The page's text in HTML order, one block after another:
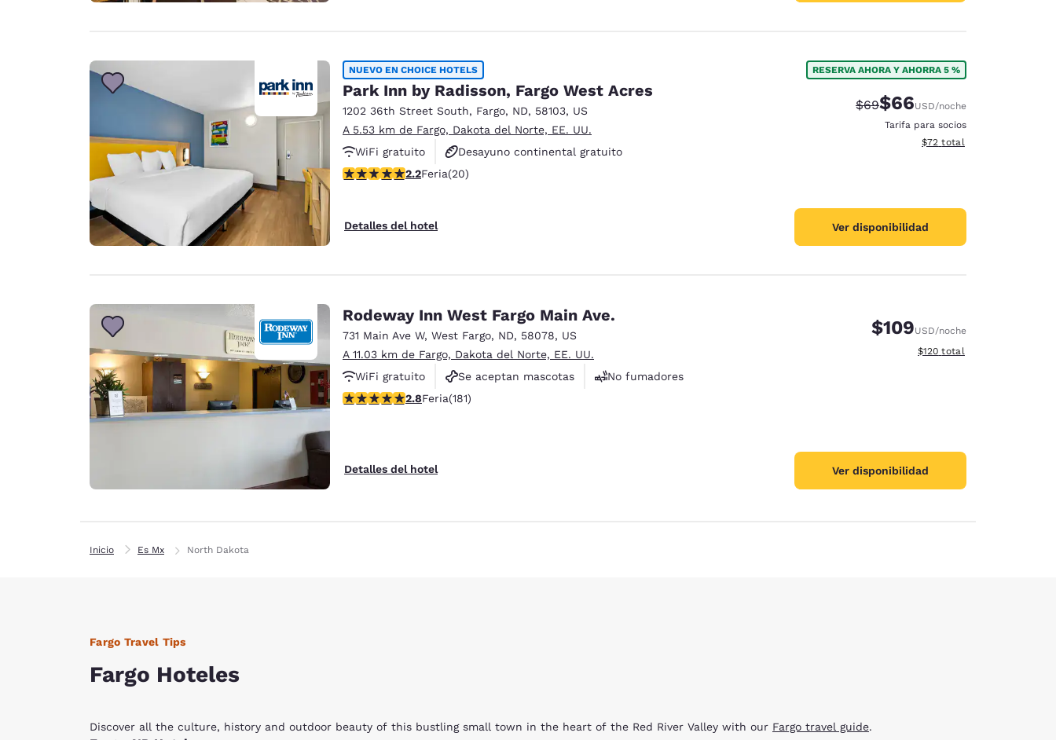
NUEVO EN CHOICE HOTELS
Park Inn by Radisson, Fargo West Acres
1202 36th Street South, Fargo, ND, 58103, US
A 5.53 km de Fargo, Dakota del Norte, EE. UU.
WiFi gratuito
Desayuno continental gratuito
Se aceptan mascotas
calificación de 2.2 estrellas. Feria. 20 reseñas
2.2Feria(20)
Detalles del hotel
RESERVA AHORA Y AHORRA 5 %
Precio tachado:
$69Precio con descuento:
$66USD/noche
Tarifa para socios
Ver detalles del total
$72 total
Ver disponibilidad
Rodeway Inn West Fargo Main Ave.
731 Main Ave W, West Fargo, ND, 58078, US
A 11.03 km de Fargo, Dakota del Norte, EE. UU.
WiFi gratuito
Se aceptan mascotas
No fumadores
calificación de 2.82 estrellas. Feria. 181 reseñas
2.8Feria(181)
Detalles del hotel
$109USD/noche
Ver detalles del total
$120 total
Ver disponibilidad
Inicio Es Mx North Dakota
Fargo Travel Tips
Fargo Hoteles
Discover all the culture, history and outdoor beauty of this bustling small town in the heart of the Red River Valley with our Fargo travel guide.